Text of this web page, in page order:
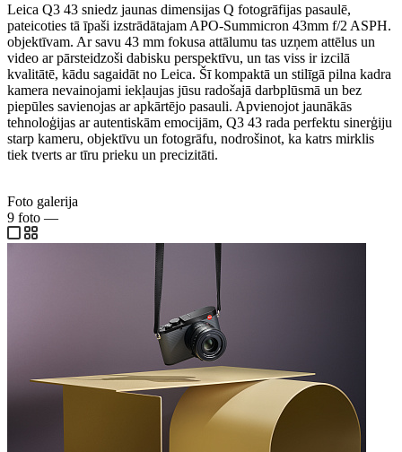
Leica Q3 43 sniedz jaunas dimensijas Q fotogrāfijas pasaulē,
pateicoties tā īpaši izstrādātajam APO-Summicron 43mm f/2 ASPH.
objektīvam. Ar savu 43 mm fokusa attālumu tas uzņem attēlus un
video ar pārsteidzoši dabisku perspektīvu, un tas viss ir izcilā
kvalitātē, kādu sagaidāt no Leica. Šī kompaktā un stilīgā pilna kadra
kamera nevainojami iekļaujas jūsu radošajā darbplūsmā un bez
piepūles savienojas ar apkārtējo pasauli. Apvienojot jaunākās
tehnoloģijas ar autentiskām emocijām, Q3 43 rada perfektu sinerģiju
starp kameru, objektīvu un fotogrāfu, nodrošinot, ka katrs mirklis
tiek tverts ar tīru prieku un precizitāti.
Foto galerija
9 foto —